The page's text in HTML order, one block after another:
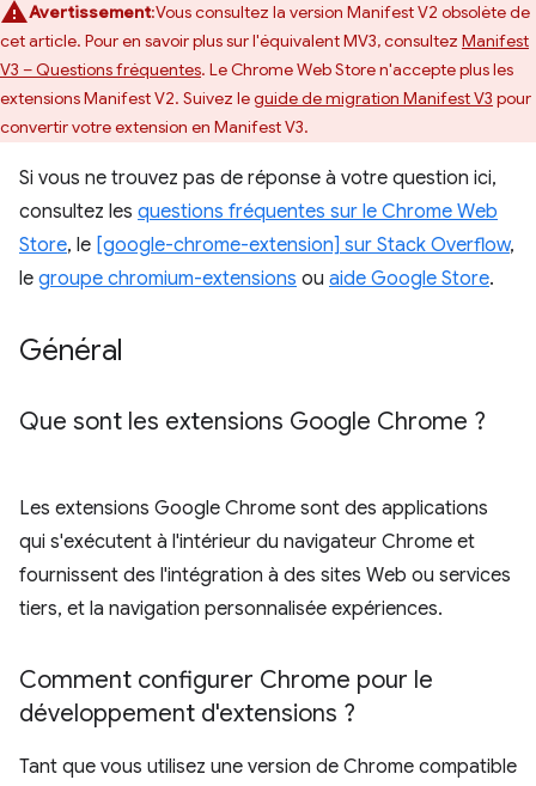
Avertissement:Vous consultez la version Manifest V2 obsolète de
cet article. Pour en savoir plus sur l'équivalent MV3, consultez Manifest
V3 – Questions fréquentes. Le Chrome Web Store n'accepte plus les
extensions Manifest V2. Suivez leguide de migration Manifest V3 pour
convertir votre extension en Manifest V3.
Si vous ne trouvez pas de réponse à votre question ici,
consultez les questions fréquentes sur le Chrome Web
Store, le [google-chrome-extension] sur Stack Overflow,
le groupe chromium-extensions ou aide Google Store.
Général
Que sont les extensions Google Chrome ?
Les extensions Google Chrome sont des applications
qui s'exécutent à l'intérieur du navigateur Chrome et
fournissent des l'intégration à des sites Web ou services
tiers, et la navigation personnalisée expériences.
Comment configurer Chrome pour le
développement d'extensions ?
Tant que vous utilisez une version de Chrome compatible